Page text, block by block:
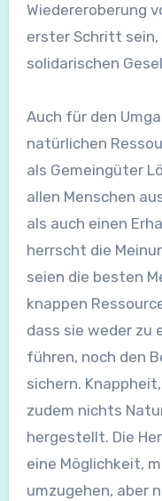
Wiedereroberung
erster Schritt sein,
solidarischen
Auch für den
natürlichen
als Gemeingüter
allen Menschen
als auch einen
herrscht die
seien die besten
knappen
dass sie weder zu
führen, noch den
sichern.
zudem nichts
hergestellt. Die
eine Möglichkeit,
umzugehen, aber